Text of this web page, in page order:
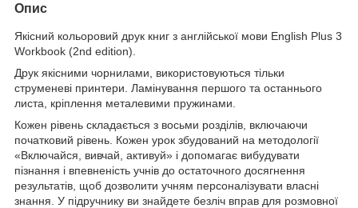
Опис
Якісний кольоровий друк книг з англійської мови English Plus 3
Workbook (2nd edition).
Друк якісними чорнилами, використовуються тільки
струменеві принтери. Ламінування першого та останнього
листа, кріплення металевими пружинами.
Кожен рівень складається з восьми розділів, включаючи
початковий рівень. Кожен урок збудований на методології
«Включайся, вивчай, активуй» і допомагає вибудувати
пізнання і впевненість учнів до остаточного досягнення
результатів, щоб дозволити учням персоналізувати власні
знання. У підручнику ви знайдете безліч вправ для розмовної